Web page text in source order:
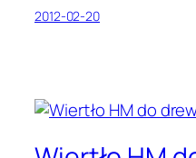
2012-02-20